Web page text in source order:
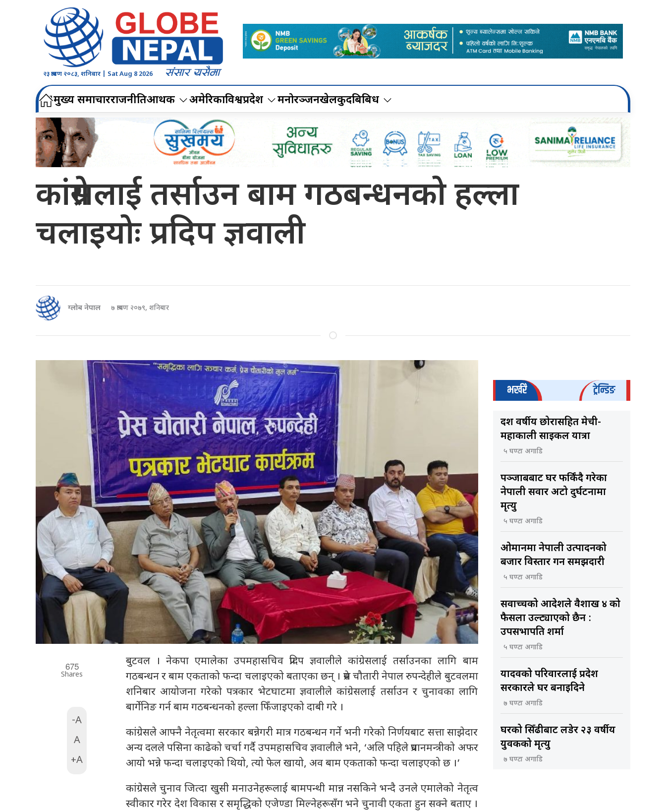
२३ श्रावण २०८३, शनिबार | Sat Aug 8 2026
मुख्य समाचारराजनीतिआर्थिक अमेरिकाविश्वप्रदेश मनोरञ्जनखेलकुदबिबिध
कांग्रेसलाई तर्साउन बाम गठबन्धनको हल्ला
चलाइयोः प्रदिप ज्ञवाली
ग्लोब नेपाल ७ श्रावण २०७९, शनिबार
675
Shares
-A
A
+A
बुटवल । नेकपा एमालेका उपमहासचिव प्रदिप ज्ञवालीले कांग्रेसलाई तर्साउनका लागि बाम
गठबन्धन र बाम एकताको फन्दा चलाइएको बताएका छन् । प्रेस चौतारी नेपाल रुपन्देहीले बुटवलमा
शनिबार आयोजना गरेको पत्रकार भेटघाटमा ज्ञवालीले कांग्रेसलाई तर्साउन र चुनावका लागि
बार्गेनिङ गर्न बाम गठबन्धनको हल्ला फिँजाइएको दाबी गरे ।
कांग्रेसले आफ्नै नेतृत्वमा सरकार बन्नेगरी मात्र गठबन्धन गर्ने भनी गरेको निर्णयबाट सत्ता साझेदार
अन्य दलले पसिना काढेको चर्चा गर्दै उपमहासचिव ज्ञवालीले भने, ‘अलि पहिले प्रधानमन्त्रीको अफर
आयो भन्ने फन्दा चलाइएको थियो, त्यो फेल खायो, अव बाम एकताको फन्दा चलाइएको छ ।’
कांग्रेसले चुनाव जित्दा खुसी मनाउनेहरूलाई बामपन्थी मान्न नसकिने भन्दै उनले एमालेको नेतृत्व
स्वीकार गरेर देश विकास र समृद्धिको एजेण्डा मिल्नेहरूसँग भने चुनावी एकता हुन सक्ने बताए ।
भर्खरै ट्रेन्डिङ
दश वर्षीय छोरासहित मेची-
महाकाली साइकल यात्रा
५ घण्टा अगाडि
पञ्जाबबाट घर फर्किंदै गरेका
नेपाली सवार अटो दुर्घटनामा
मृत्यु
५ घण्टा अगाडि
ओमानमा नेपाली उत्पादनको
बजार विस्तार गर्ने समझदारी
५ घण्टा अगाडि
सर्वोच्चको आदेशले वैशाख ४ को
फैसला उल्ट्याएको छैन :
उपसभापति शर्मा
५ घण्टा अगाडि
यादवको परिवारलाई प्रदेश
सरकारले घर बनाइदिने
७ घण्टा अगाडि
घरको सिँढीबाट लडेर २३ वर्षीय
युवकको मृत्यु
७ घण्टा अगाडि